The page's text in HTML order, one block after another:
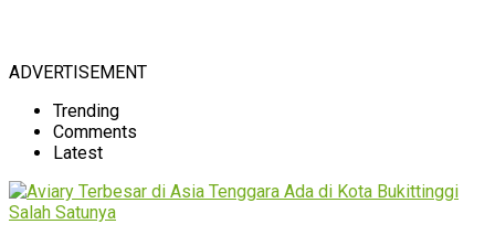
ADVERTISEMENT
Trending
Comments
Latest